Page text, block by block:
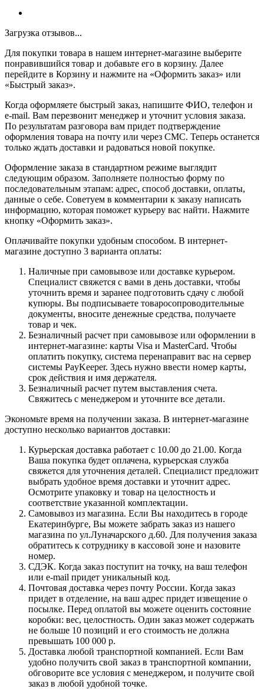
Загрузка отзывов...
Для покупки товара в нашем интернет-магазине выберите
понравившийся товар и добавьте его в корзину. Далее
перейдите в Корзину и нажмите на «Оформить заказ» или
«Быстрый заказ».
Когда оформляете быстрый заказ, напишите ФИО, телефон и
e-mail. Вам перезвонит менеджер и уточнит условия заказа.
По результатам разговора вам придет подтверждение
оформления товара на почту или через СМС. Теперь останется
только ждать доставки и радоваться новой покупке.
Оформление заказа в стандартном режиме выглядит
следующим образом. Заполняете полностью форму по
последовательным этапам: адрес, способ доставки, оплаты,
данные о себе. Советуем в комментарии к заказу написать
информацию, которая поможет курьеру вас найти. Нажмите
кнопку «Оформить заказ».
Оплачивайте покупки удобным способом. В интернет-
магазине доступно 3 варианта оплаты:
Наличные при самовывозе или доставке курьером.
Специалист свяжется с вами в день доставки, чтобы
уточнить время и заранее подготовить сдачу с любой
купюры. Вы подписываете товаросопроводительные
документы, вносите денежные средства, получаете
товар и чек.
Безналичный расчет при самовывозе или оформлении в
интернет-магазине: карты Visa и MasterCard. Чтобы
оплатить покупку, система перенаправит вас на сервер
системы PayKeeper. Здесь нужно ввести номер карты,
срок действия и имя держателя.
Безналичный расчет путем выставления счета.
Свяжитесь с менеджером и уточните все детали.
Экономьте время на получении заказа. В интернет-магазине
доступно несколько вариантов доставки:
Курьерская доставка работает с 10.00 до 21.00. Когда
Ваша покупка будет оплачена, курьерская служба
свяжется для уточнения деталей. Специалист предложит
выбрать удобное время доставки и уточнит адрес.
Осмотрите упаковку и товар на целостность и
соответствие указанной комплектации.
Самовывоз из магазина. Если Вы находитесь в городе
Екатеринбурге, Вы можете забрать заказ из нашего
магазина по ул.Луначарского д.60. Для получения заказа
обратитесь к сотруднику в кассовой зоне и назовите
номер.
СДЭК. Когда заказ поступит на точку, на ваш телефон
или e-mail придет уникальный код.
Почтовая доставка через почту России. Когда заказ
придет в отделение, на ваш адрес придет извещение о
посылке. Перед оплатой вы можете оценить состояние
коробки: вес, целостность. Один заказ может содержать
не больше 10 позиций и его стоимость не должна
превышать 100 000 р.
Доставка любой транспортной компанией. Если Вам
удобно получить свой заказ в транспортной компании,
обговорите все условия с менеджером, и получите свой
заказ в любой удобной точке.